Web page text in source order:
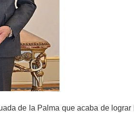
de la Palma que acaba de